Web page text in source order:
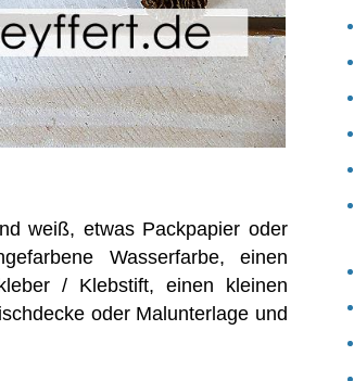
weiß, etwas Packpapier oder
Wasserfarbe, einen
/ Klebstift, einen kleinen
oder Malunterlage und